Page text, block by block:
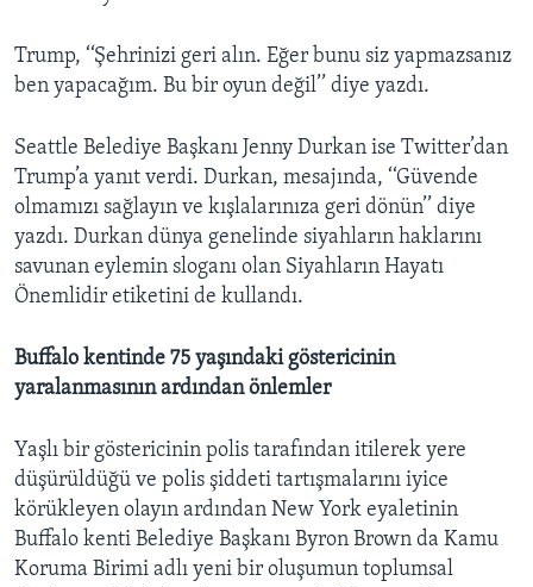
Trump, ‘‘Şehrinizi geri alın. Eğer bunu siz yapmazsanız
ben yapacağım. Bu bir oyun değil’’ diye yazdı.
Seattle Belediye Başkanı Jenny Durkan ise Twitter’dan
Trump’a yanıt verdi. Durkan, mesajında, ‘‘Güvende
olmamızı sağlayın ve kışlalarınıza geri dönün’’ diye
yazdı. Durkan dünya genelinde siyahların haklarını
savunan eylemin sloganı olan Siyahların Hayatı
Önemlidir etiketini de kullandı.
Buffalo kentinde 75 yaşındaki göstericinin
yaralanmasının ardından önlemler
Yaşlı bir göstericinin polis tarafından itilerek yere
düşürüldüğü ve polis şiddeti tartışmalarını iyice
körükleyen olayın ardından New York eyaletinin
Buffalo kenti Belediye Başkanı Byron Brown da Kamu
Koruma Birimi adlı yeni bir oluşumun toplumsal